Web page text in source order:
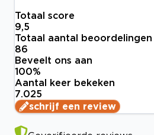
Totaal score
9,5
Totaal aantal beoordelingen
86
Beveelt ons aan
100%
Aantal keer bekeken
7.025
schrijf een review